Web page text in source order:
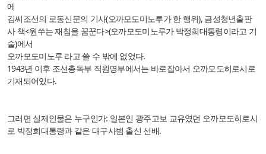
에
김씨조선의 로동신문의 기사(오까모도미노루가 한 행위), 금성청년출판
사 책<원쑤는 재침을 꿈꾼다>(오까모도미노루가 박정희대통령이라고 기
술)에서
오까모도미노루 라고 쓸 수 밖에 없었다.
1943년 이후 조선총독부 직원명부에서는 바로잡아서 오까모도히로시로
기재되어있다.
그러면 실제인물은 누구인가: 일본인 광주고보 교유였던 오까모도히로시
로 박정희대통령과 같은 대구사범 출신 선배.